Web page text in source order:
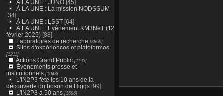
À LA UNE : JUNO [45]
À LA UNE : La mission NODSSUM
[34]
À LA UNE : LSST[64]
À LA UNE : Événement KM3NeT (12
février 2025)[88]
Laboratoires de recherche [3869]
Sites d'expériences et plateformes
[1211]
Actions Grand Public[1193]
Événements presse et
institutionnels[1043]
L'IN2P3 fête les 10 ans de la
découverte du boson de Higgs[99]
L'IN2P3 a 50 ans[1586]